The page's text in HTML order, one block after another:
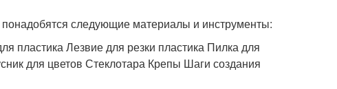
следующие материалы и инструменты:
пластика Лезвие для резки пластика Пилка для
для цветов Стеклотара Крепы Шаги создания